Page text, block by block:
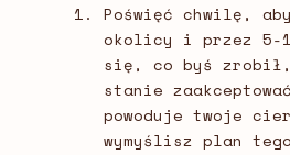
Poświęć chwilę,
okolicy i przez 5-
się, co byś zrobił,
stanie
powoduje twoje
wymyślisz plan